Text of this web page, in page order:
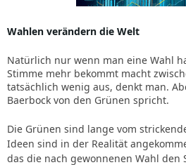
Wahlen verändern die Welt
Natürlich nur wenn man eine Wahl
Stimme mehr bekommt macht
tatsächlich wenig aus, denkt man.
Baerbock von den Grünen spricht.
Die Grünen sind lange vom
Ideen sind in der Realität
das die nach gewonnenen Wahl den